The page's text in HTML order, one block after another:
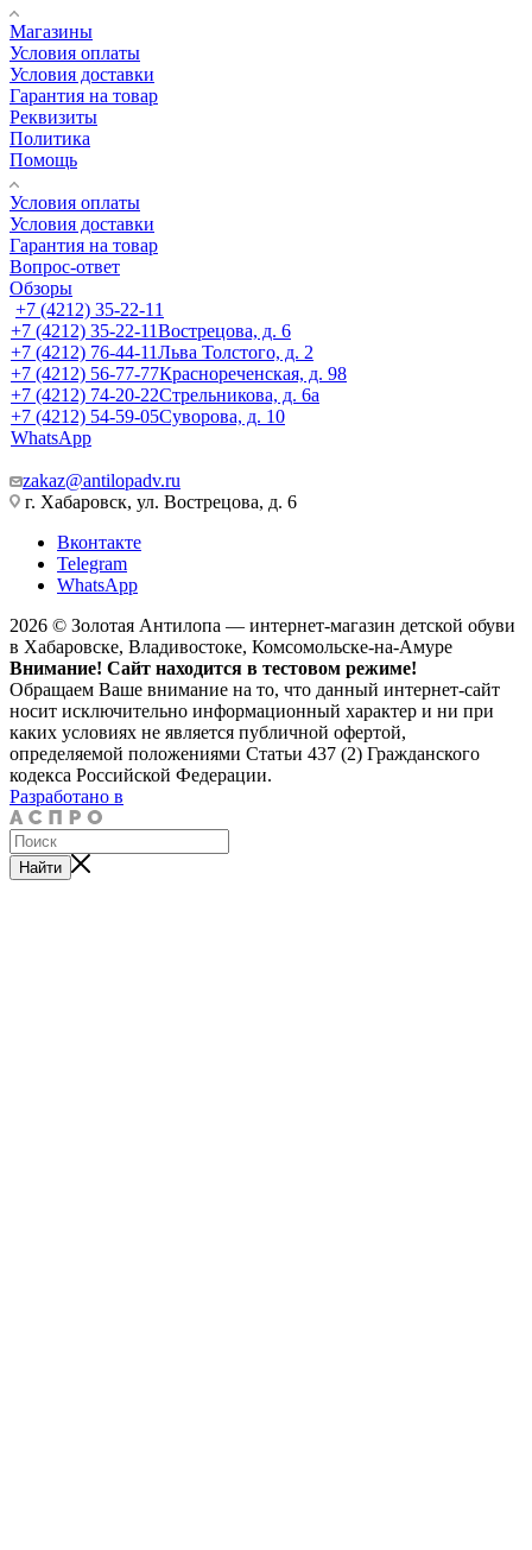
Магазины
Условия оплаты
Условия доставки
Гарантия на товар
Реквизиты
Политика
Помощь
Условия оплаты
Условия доставки
Гарантия на товар
Вопрос-ответ
Обзоры
+7 (4212) 35-22-11
+7 (4212) 35-22-11Вострецова, д. 6
+7 (4212) 76-44-11Льва Толстого, д. 2
+7 (4212) 56-77-77Краснореченская, д. 98
+7 (4212) 74-20-22Стрельникова, д. 6а
+7 (4212) 54-59-05Суворова, д. 10
WhatsApp
zakaz@antilopadv.ru
г. Хабаровск, ул. Вострецова, д. 6
Вконтакте
Telegram
WhatsApp
2026 © Золотая Антилопа — интернет-магазин детской обуви
в Хабаровске, Владивостоке, Комсомольске-на-Амуре
Внимание! Сайт находится в тестовом режиме!
Обращаем Ваше внимание на то, что данный интернет-сайт
носит исключительно информационный характер и ни при
каких условиях не является публичной офертой,
определяемой положениями Статьи 437 (2) Гражданского
кодекса Российской Федерации.
Разработано в
Найти